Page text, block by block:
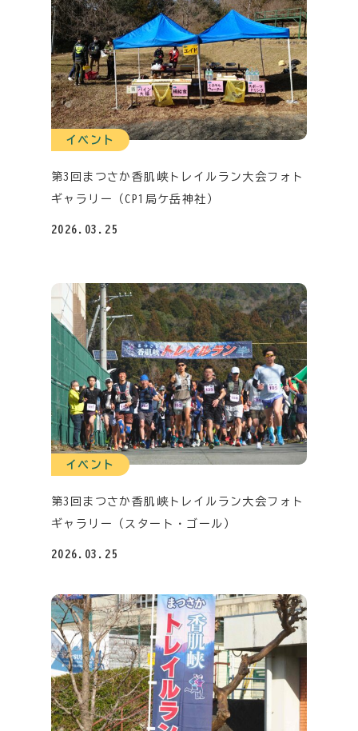
イベント
第3回まつさか香肌峡トレイルラン大会フォト
ギャラリー（CP1局ケ岳神社）
2026.03.25
イベント
第3回まつさか香肌峡トレイルラン大会フォト
ギャラリー（スタート・ゴール）
2026.03.25